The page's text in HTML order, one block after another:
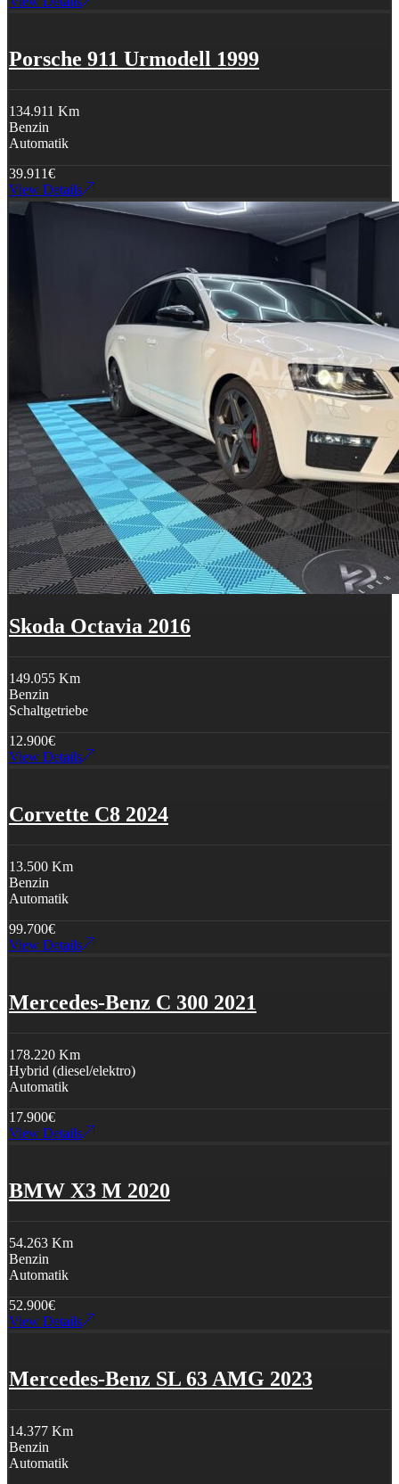
Porsche 911 Urmodell 1999
134.911 Km
Benzin
Automatik
39.911€
View Details
Skoda Octavia 2016
149.055 Km
Benzin
Schaltgetriebe
12.900€
View Details
Corvette C8 2024
13.500 Km
Benzin
Automatik
99.700€
View Details
Mercedes-Benz C 300 2021
178.220 Km
Hybrid (diesel/elektro)
Automatik
17.900€
View Details
BMW X3 M 2020
54.263 Km
Benzin
Automatik
52.900€
View Details
Mercedes-Benz SL 63 AMG 2023
14.377 Km
Benzin
Automatik